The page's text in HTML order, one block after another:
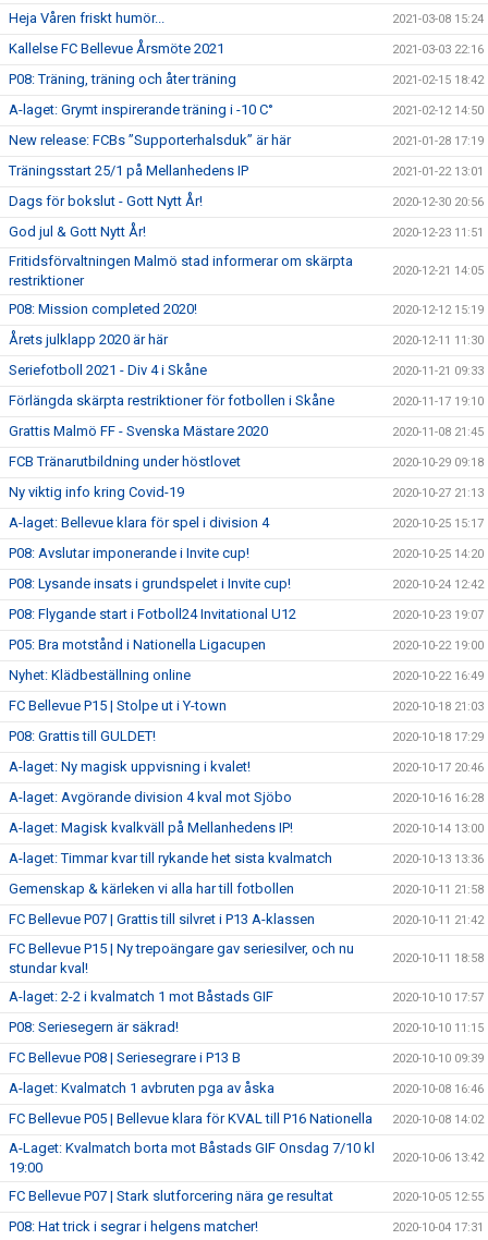
Heja Våren friskt humör... 2021-03-08 15:24
Kallelse FC Bellevue Årsmöte 2021 2021-03-03 22:16
P08: Träning, träning och åter träning 2021-02-15 18:42
A-laget: Grymt inspirerande träning i -10 C° 2021-02-12 14:50
New release: FCBs ”Supporterhalsduk” är här 2021-01-28 17:19
Träningsstart 25/1 på Mellanhedens IP 2021-01-22 13:01
Dags för bokslut - Gott Nytt År! 2020-12-30 20:56
God jul & Gott Nytt År! 2020-12-23 11:51
Fritidsförvaltningen Malmö stad informerar om skärpta
restriktioner
2020-12-21 14:05
P08: Mission completed 2020! 2020-12-12 15:19
Årets julklapp 2020 är här 2020-12-11 11:30
Seriefotboll 2021 - Div 4 i Skåne 2020-11-21 09:33
Förlängda skärpta restriktioner för fotbollen i Skåne 2020-11-17 19:10
Grattis Malmö FF - Svenska Mästare 2020 2020-11-08 21:45
FCB Tränarutbildning under höstlovet 2020-10-29 09:18
Ny viktig info kring Covid-19 2020-10-27 21:13
A-laget: Bellevue klara för spel i division 4 2020-10-25 15:17
P08: Avslutar imponerande i Invite cup! 2020-10-25 14:20
P08: Lysande insats i grundspelet i Invite cup! 2020-10-24 12:42
P08: Flygande start i Fotboll24 Invitational U12 2020-10-23 19:07
P05: Bra motstånd i Nationella Ligacupen 2020-10-22 19:00
Nyhet: Klädbeställning online 2020-10-22 16:49
FC Bellevue P15 | Stolpe ut i Y-town 2020-10-18 21:03
P08: Grattis till GULDET! 2020-10-18 17:29
A-laget: Ny magisk uppvisning i kvalet! 2020-10-17 20:46
A-laget: Avgörande division 4 kval mot Sjöbo 2020-10-16 16:28
A-laget: Magisk kvalkväll på Mellanhedens IP! 2020-10-14 13:00
A-laget: Timmar kvar till rykande het sista kvalmatch 2020-10-13 13:36
Gemenskap & kärleken vi alla har till fotbollen 2020-10-11 21:58
FC Bellevue P07 | Grattis till silvret i P13 A-klassen 2020-10-11 21:42
FC Bellevue P15 | Ny trepoängare gav seriesilver, och nu
stundar kval!
2020-10-11 18:58
A-laget: 2-2 i kvalmatch 1 mot Båstads GIF 2020-10-10 17:57
P08: Seriesegern är säkrad! 2020-10-10 11:15
FC Bellevue P08 | Seriesegrare i P13 B 2020-10-10 09:39
A-laget: Kvalmatch 1 avbruten pga av åska 2020-10-08 16:46
FC Bellevue P05 | Bellevue klara för KVAL till P16 Nationella 2020-10-08 14:02
A-Laget: Kvalmatch borta mot Båstads GIF Onsdag 7/10 kl
19:00
2020-10-06 13:42
FC Bellevue P07 | Stark slutforcering nära ge resultat 2020-10-05 12:55
P08: Hat trick i segrar i helgens matcher! 2020-10-04 17:31